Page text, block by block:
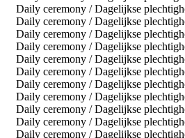
Daily ceremony / Dagelijkse
Daily ceremony / Dagelijkse
Daily ceremony / Dagelijkse
Daily ceremony / Dagelijkse
Daily ceremony / Dagelijkse
Daily ceremony / Dagelijkse
Daily ceremony / Dagelijkse
Daily ceremony / Dagelijkse
Daily ceremony / Dagelijkse
Daily ceremony / Dagelijkse
Daily ceremony / Dagelijkse